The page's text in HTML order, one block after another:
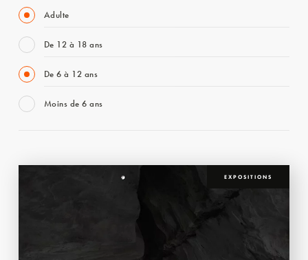
Adulte
De 12 à 18 ans
De 6 à 12 ans
Moins de 6 ans
EXPOSITIONS